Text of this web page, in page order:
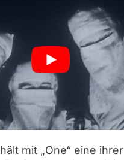
mit „One“ eine ihrer